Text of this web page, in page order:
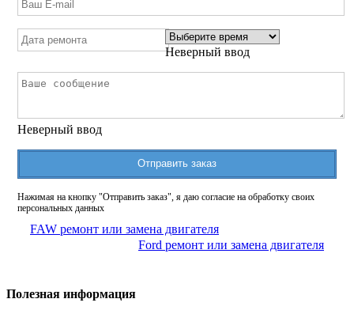
Неверный ввод
Неверный ввод
Отправить заказ
Нажимая на кнопку "Отправить заказ", я даю согласие на обработку своих
персональных данных
FAW ремонт или замена двигателя
Ford ремонт или замена двигателя
Полезная информация